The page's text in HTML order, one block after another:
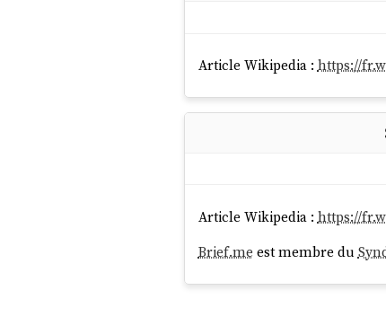
Article Wikipedia : https://
Article Wikipedia : https://
Brief.me est membre du